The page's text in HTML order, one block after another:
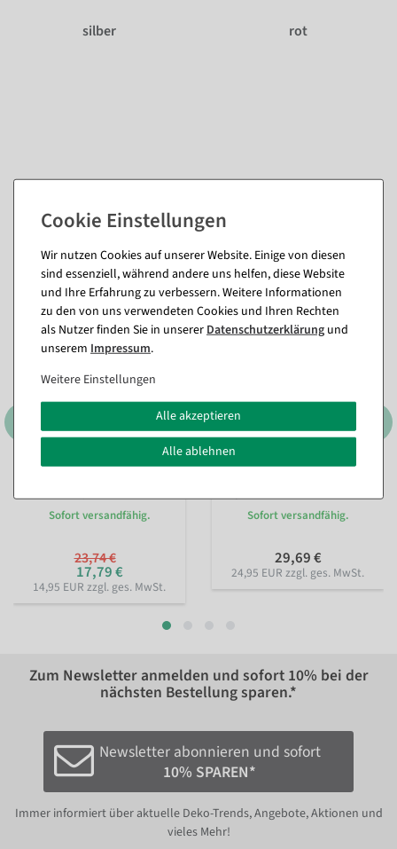
silber rot
Passende Artikel zu diesem Produkt
(8)
%
ca. 60 cm Ø, Metall
Sofort versandfähig.
23,74 €
17,79 €
14,95 EUR zzgl. ges. MwSt.
Topf 52 cm
Sofort versandfähig.
29,69 €
24,95 EUR zzgl. ges. MwSt.
Zum Newsletter anmelden und sofort 10% bei der
nächsten Bestellung sparen.*
Newsletter abonnieren und sofort
10% SPAREN*
Immer informiert über aktuelle Deko-Trends, Angebote, Aktionen und
vieles Mehr!
Wir nutzen Cookies auf unserer Website. Einige von diesen
sind essenziell, während andere uns helfen, diese Website
und Ihre Erfahrung zu verbessern. Weitere Informationen
zu den von uns verwendeten Cookies und Ihren Rechten
als Nutzer finden Sie in unsererDaten­schutz­erklärung und
unserem Impressum.
Weitere Einstellungen
Alle akzeptieren
Alle ablehnen